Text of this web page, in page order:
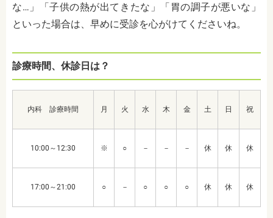
な…」「子供の熱が出てきたな」「胃の調子が悪いな」
といった場合は、早めに受診を心がけてくださいね。
診療時間、休診日は？
内科 診療時間 月 火 水 木 金 土 日 祝
10:00～12:30 ※ ○ － － － 休 休 休
17:00～21:00 ○ － ○ ○ ○ 休 休 休